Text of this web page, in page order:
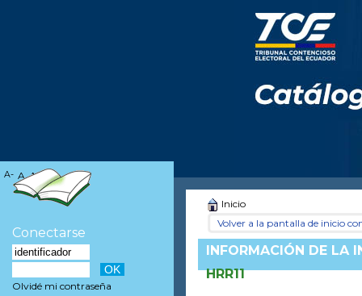
Inicio
Volver a la pantalla de inicio
INFORMACIÓN DE LA
HRR11
A- A A+
Conectarse
Olvidé mi contraseña